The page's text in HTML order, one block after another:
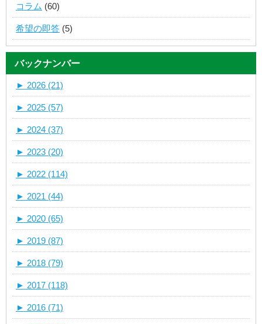
コラム (60)
希望の即答 (5)
バックナンバー
► 2026 (21)
► 2025 (57)
► 2024 (37)
► 2023 (20)
► 2022 (114)
► 2021 (44)
► 2020 (65)
► 2019 (87)
► 2018 (79)
► 2017 (118)
► 2016 (71)